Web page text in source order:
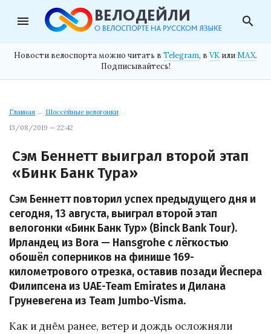
menu search
Новости велоспорта можно читать в Telegram, в VK илиMAX.
Подписывайтесь!
Главная → Шоссейные велогонки
13/08/2019 — 22:42
Сэм Беннетт выиграл второй этап
«Бинк Банк Тура»
Сэм Беннетт повторил успех предыдущего дня и
сегодня, 13 августа, выиграл второй этап
велогонки «Бинк Банк Тур» (Binck Bank Tour).
Ирландец из Bora — Hansgrohe с лёгкостью
обошёл соперников на финише 169-
километрового отрезка, оставив позади Йеспера
Филипсена из UAE-Team Emirates и Дилана
Груневегена из Team Jumbo-Visma.
Как и днём ранее, ветер и дождь осложняли